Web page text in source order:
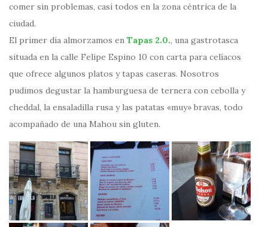
comer sin problemas, casi todos en la zona céntrica de la
ciudad.
El primer día almorzamos en Tapas 2.0., una gastrotasca
situada en la calle Felipe Espino 10 con carta para celíacos
que ofrece algunos platos y tapas caseras. Nosotros
pudimos degustar la hamburguesa de ternera con cebolla y
cheddal, la ensaladilla rusa y las patatas «muy» bravas, todo
acompañado de una Mahou sin gluten.